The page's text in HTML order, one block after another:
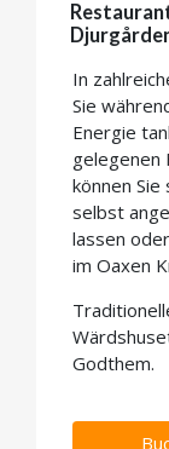
In
Sie
Energie
gelegenen
können
selbst
lassen
im Oaxen
Godthem.